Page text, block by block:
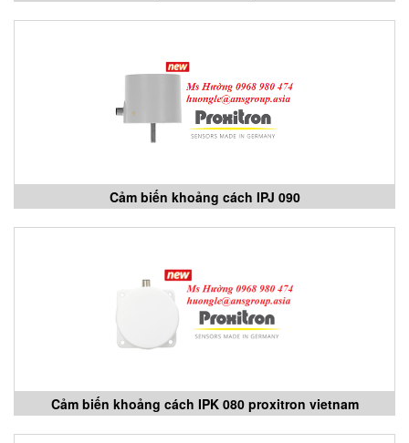
Cảm biến khoảng cách IPJ 090
Cảm biến khoảng cách IPK 080 proxitron vietnam